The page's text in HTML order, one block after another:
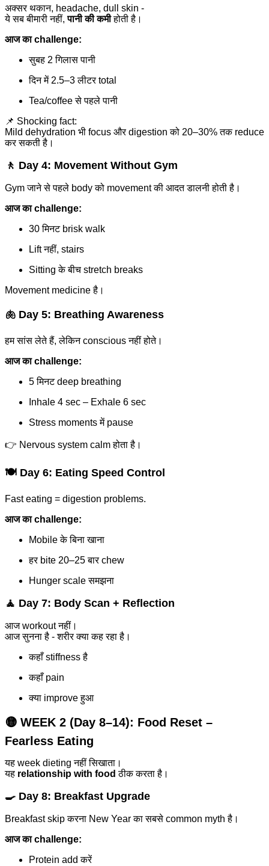
अक्सर थकान, headache, dull skin -
ये सब बीमारी नहीं,पानी की कमीहोती है।
आज का challenge:
सुबह 2 गिलास पानी
दिन में 2.5–3 लीटर total
Tea/coffee से पहले पानी
📌 Shocking fact:
Mild dehydration भी focus और digestion को 20–30% तक reduce
कर सकती है।
🚶 Day 4: Movement Without Gym
Gym जाने से पहले body को movement की आदत डालनी होती है।
आज का challenge:
30 मिनट brisk walk
Lift नहीं, stairs
Sitting के बीच stretch breaks
Movement medicine है।
🫁 Day 5: Breathing Awareness
हम सांस लेते हैं, लेकिन conscious नहीं होते।
आज का challenge:
5 मिनट deep breathing
Inhale 4 sec – Exhale 6 sec
Stress moments में pause
👉 Nervous system calm होता है।
🍽️ Day 6: Eating Speed Control
Fast eating = digestion problems.
आज का challenge:
Mobile के बिना खाना
हर bite 20–25 बार chew
Hunger scale समझना
🧘 Day 7: Body Scan + Reflection
आज workout नहीं।
आज सुनना है - शरीर क्या कह रहा है।
कहाँ stiffness है
कहाँ pain
क्या improve हुआ
🟡 WEEK 2 (Day 8–14): Food Reset –
Fearless Eating
यह week dieting नहीं सिखाता।
यह relationship with food ठीक करता है।
🍳 Day 8: Breakfast Upgrade
Breakfast skip करना New Year का सबसे common myth है।
आज का challenge:
Protein add करें